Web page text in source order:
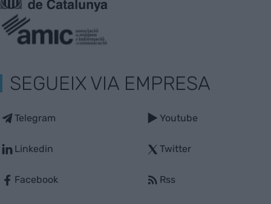
SEGUEIX VIA EMPRESA
Telegram
Linkedin
Facebook
Youtube
Twitter
Rss